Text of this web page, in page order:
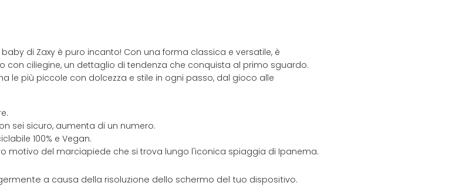
di Zaxy è puro incanto! Con una forma classica e versatile, è
con ciliegine, un dettaglio di tendenza che conquista al primo sguardo.
le più piccole con dolcezza e stile in ogni passo, dal gioco alle
sei sicuro, aumenta di un numero.
100% e Vegan.
motivo del marciapiede che si trova lungo l'iconica spiaggia di Ipanema.
a causa della risoluzione dello schermo del tuo dispositivo.